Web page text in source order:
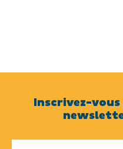
Inscrivez-